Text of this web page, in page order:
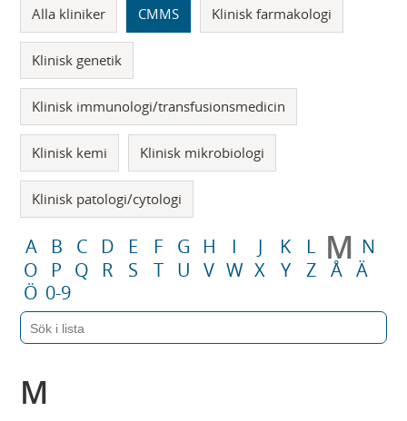
Alla kliniker CMMS Klinisk farmakologi
Klinisk genetik
Klinisk immunologi/transfusionsmedicin
Klinisk kemi Klinisk mikrobiologi
Klinisk patologi/cytologi
A B C D E F G H I J K L M N
O
P Q R S T U V W X Y Z Å Ä
Ö 0-9
M